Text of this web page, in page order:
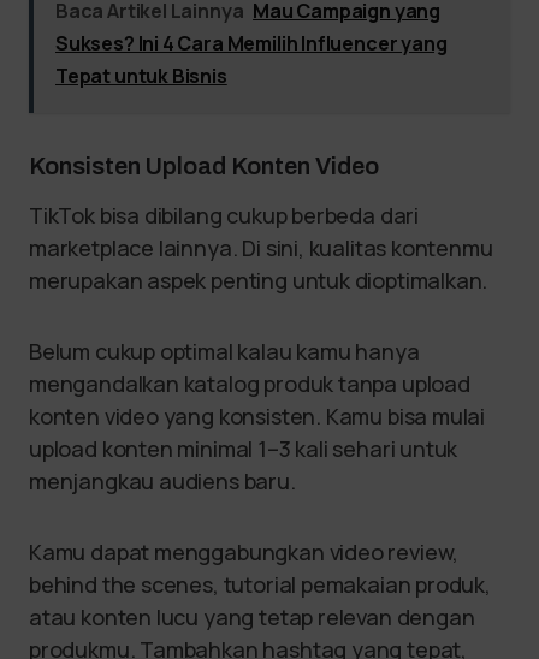
Baca Artikel Lainnya Mau Campaign yang
Sukses? Ini 4 Cara Memilih Influencer yang
Tepat untuk Bisnis
Konsisten Upload Konten Video
TikTok bisa dibilang cukup berbeda dari
marketplace lainnya. Di sini, kualitas kontenmu
merupakan aspek penting untuk dioptimalkan.
Belum cukup optimal kalau kamu hanya
mengandalkan katalog produk tanpa upload
konten video yang konsisten. Kamu bisa mulai
upload konten minimal 1–3 kali sehari untuk
menjangkau audiens baru.
Kamu dapat menggabungkan video review,
behind the scenes, tutorial pemakaian produk,
atau konten lucu yang tetap relevan dengan
produkmu. Tambahkan hashtag yang tepat,